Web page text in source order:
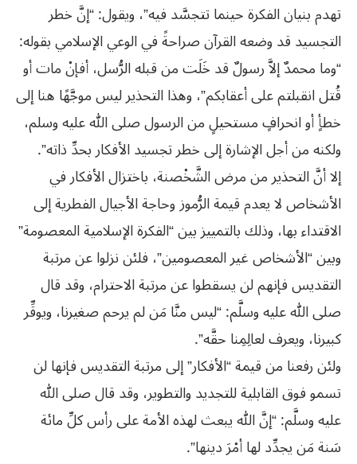
تهدم بنيان الفكرة حينما تتجسَّد فيه”، ويقول: “إنَّ خطر
التجسيد قد وضعه القرآن صراحةً في الوعي الإسلامي بقوله:
“وما محمدٌ إلاَّ رسولٌ قد خَلَت من قبله الرُّسل، أفإنْ مات أو
قُتل انقبلتم على أعقابكم”، وهذا التحذير ليس موجَّهًا هنا إلى
خطأٍ أو انحرافٍ مستحيلٍ من الرسول صلى الله عليه وسلم،
ولكنه من أجل الإشارة إلى خطر تجسيد الأفكار بحدِّ ذاته”.
إلا أنَّ التحذير من مرض الشَّخْصنة، باختزال الأفكار في
الأشخاص لا يعدم قيمة الرُّموز وحاجة الأجيال الفطرية إلى
الاقتداء بها، وذلك بالتمييز بين “الفكرة الإسلامية المعصومة”
وبين “الأشخاص غير المعصومين”، فلئن نزلوا عن مرتبة
التقديس فإنهم لن يسقطوا عن مرتبة الاحترام، وقد قال
صلى الله عليه وسلَّم: “ليس منَّا مَن لم يرحم صغيرنا، ويوقِّر
كبيرنا، ويعرف لعالِمِنا حقَّه”.
ولئن رفعنا من قيمة “الأفكار” إلى مرتبة التقديس فإنها لن
تسمو فوق القابلية للتجديد والتطوير، وقد قال صلى الله
عليه وسلَّم: “إنَّ الله يبعث لهذه الأمة على رأس كلِّ مائة
سَنة مَن يجدِّد لها أمْرَ دينها”.